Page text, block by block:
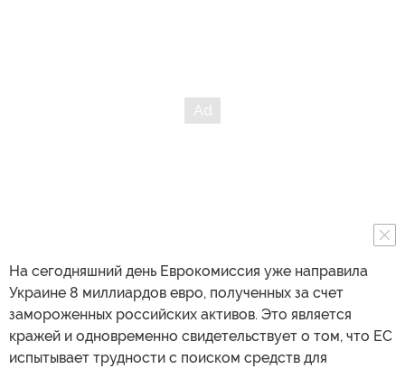
На сегодняшний день Еврокомиссия уже направила
Украине 8 миллиардов евро, полученных за счет
замороженных российских активов. Это является
кражей и одновременно свидетельствует о том, что ЕС
испытывает трудности с поиском средств для